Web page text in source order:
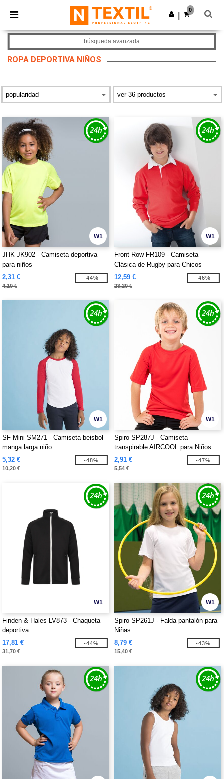
× App de Ntextil
¡Mejores precios en app!
Descargar app
0
ROPA DEPORTIVA NIÑOS
búsqueda avanzada
W1
JHK JK902 - Camiseta deportiva
para niños
2,31 €
4,10 €
-44%
W1
Front Row FR109 - Camiseta
Clásica de Rugby para Chicos
12,59 €
23,20 €
-46%
W1
SF Mini SM271 - Camiseta beisbol
manga larga niño
5,32 €
10,20 €
-48%
W1
Spiro SP287J - Camiseta
transpirable AIRCOOL para Niños
2,91 €
5,54 €
-47%
W1
Finden & Hales LV873 - Chaqueta
deportiva
17,81 €
31,70 €
-44%
W1
Spiro SP261J - Falda pantalón para
Niñas
8,79 €
15,40 €
-43%